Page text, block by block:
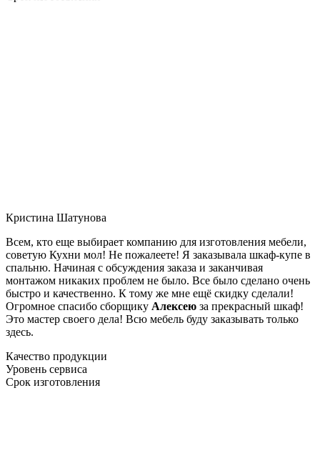
Кристина Шатунова
Всем, кто еще выбирает компанию для изготовления мебели,
советую Кухни мол! Не пожалеете! Я заказывала шкаф-купе в
спальню. Начиная с обсуждения заказа и заканчивая
монтажом никаких проблем не было. Все было сделано очень
быстро и качественно. К тому же мне ещё скидку сделали!
Огромное спасибо сборщику Алексею за прекрасный шкаф!
Это мастер своего дела! Всю мебель буду заказывать только
здесь.
Качество продукции
Уровень сервиса
Срок изготовления